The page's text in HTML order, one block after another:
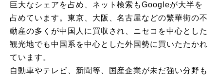
巨大なシェアを占め、ネット検索もGoogleが大半を
占めています。東京、大阪、名古屋などの繁華街の不
動産の多くが中国人に買収され、ニセコを中心とした
観光地でも中国系を中心とした外国勢に買いたたかれ
ています。
自動車やテレビ、新聞等、国産企業が未だ強い分野も